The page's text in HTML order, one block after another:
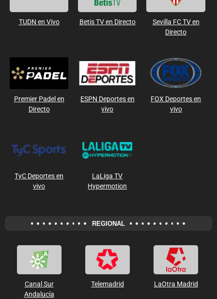
TUDN en Vivo Betis TV en Directo
Sevilla FC TV en
Directo
Premier Padel en
Directo
ESPN Deportes en
vivo
FOX Deportes en
vivo
TyC Deportes en
vivo
LaLiga TV
Hypermotion
REGIONAL
Canal Sur
Andalucía
Telemadrid LaOtra Madrid